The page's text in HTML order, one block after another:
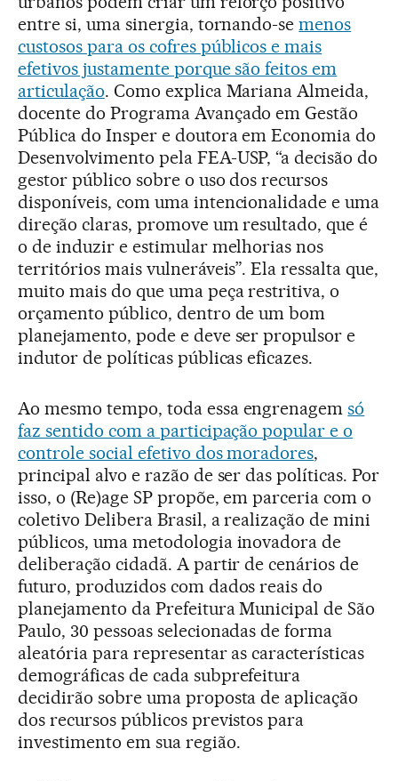
entre si, uma sinergia, tornando-semenos
custosos para os cofres públicos e mais
efetivos justamente porque são feitos em
articulação. Como explica Mariana Almeida,
docente do Programa Avançado em Gestão
Pública do Insper e doutora em Economia do
Desenvolvimento pela FEA-USP, “a decisão do
gestor público sobre o uso dos recursos
disponíveis, com uma intencionalidade e uma
direção claras, promove um resultado, que é
o de induzir e estimular melhorias nos
territórios mais vulneráveis”. Ela ressalta que,
muito mais do que uma peça restritiva, o
orçamento público, dentro de um bom
planejamento, pode e deve ser propulsor e
indutor de políticas públicas eficazes.
Ao mesmo tempo, toda essa engrenagemsó
faz sentido com a participação popular e o
controle social efetivo dos moradores,
principal alvo e razão de ser das políticas. Por
isso, o (Re)age SP propõe, em parceria com o
coletivo Delibera Brasil, a realização de mini
públicos, uma metodologia inovadora de
deliberação cidadã. A partir de cenários de
futuro, produzidos com dados reais do
planejamento da Prefeitura Municipal de São
Paulo, 30 pessoas selecionadas de forma
aleatória para representar as características
demográficas de cada subprefeitura
decidirão sobre uma proposta de aplicação
dos recursos públicos previstos para
investimento em sua região.